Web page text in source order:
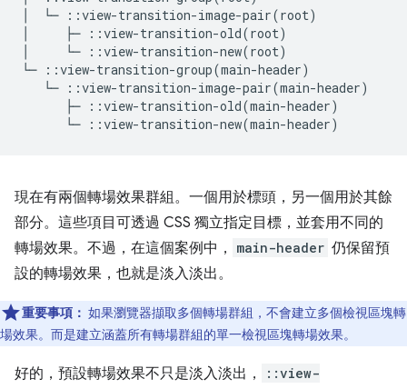
│  └─ ::view-transition-image-pair(root)
│     ├─ ::view-transition-old(root)
│     └─ ::view-transition-new(root)
現在有兩個轉場效果群組。一個用於標頭，另一個用於其餘
部分。這些項目可透過 CSS 獨立指定目標，並套用不同的
轉場效果。不過，在這個案例中，
main-header 仍保留預
設的轉場效果，也就是淡入淡出。
重要事項： 如果瀏覽器擷取多個轉場群組，不會建立多個檢視區塊轉
場效果。而是建立涵蓋所有轉場群組的單一檢視區塊轉場效果。
好的，預設轉場效果不只是淡入淡出，
::view-